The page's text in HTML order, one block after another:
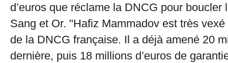
d’euros que réclame la DNCG pour boucler
Sang et Or. "Hafiz Mammadov est très
de la DNCG française. Il a déjà amené 20
dernière, puis 18 millions d’euros de